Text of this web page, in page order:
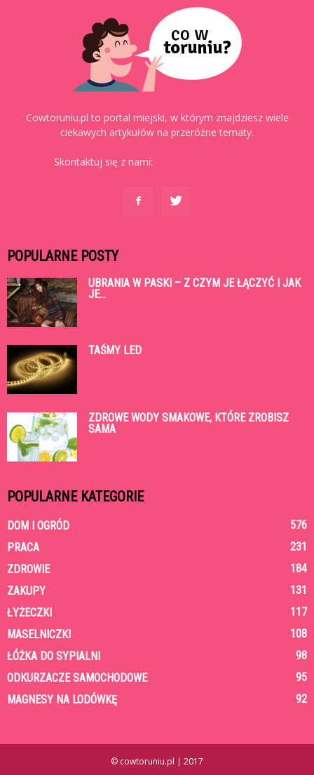
Cowtoruniu.pl to portal miejski, w którym znajdziesz wiele
ciekawych artykułów na przeróżne tematy.
Skontaktuj się z nami:
POPULARNE POSTY
UBRANIA W PASKI – Z CZYM JE ŁĄCZYĆ I JAK
JE...
TAŚMY LED
ZDROWE WODY SMAKOWE, KTÓRE ZROBISZ
SAMA
POPULARNE KATEGORIE
DOM I OGRÓD
576
PRACA
231
ZDROWIE
184
ZAKUPY
131
ŁYŻECZKI
117
MASELNICZKI
108
ŁÓŻKA DO SYPIALNI
98
ODKURZACZE SAMOCHODOWE
95
MAGNESY NA LODÓWKĘ
92
© cowtoruniu.pl | 2017